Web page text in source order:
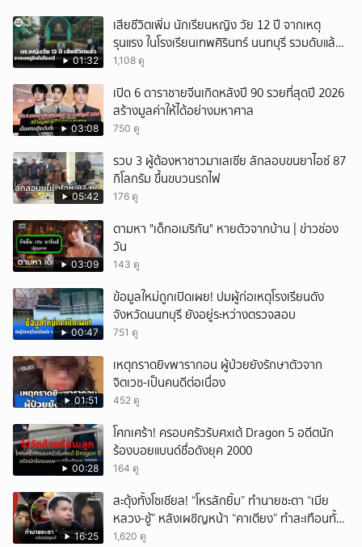
01:32
เสียชีวิตเพิ่ม นักเรียนหญิง วัย 12 ปี จากเหตุ
รุนแรง ในโรงเรียนเทพศิรินทร์ นนทบุรี รวมดับแล้ว
9 ราย
1,108 ดู
03:08
เปิด 6 ดาราชายจีนเกิดหลังปี 90 รวยที่สุดปี 2026
สร้างมูลค่าให้ได้อย่างมหาศาล
750 ดู
05:42
รวบ 3 ผู้ต้องหาชาวมาเลเซีย ลักลอบขนยาไอซ์ 87
กิโลกรัม ขึ้นขบวนรถไฟ
176 ดู
03:09
ตามหา "เด็กอเมริกัน" หายตัวจากบ้าน | ข่าวช่อง
วัน
143 ดู
00:47
ข้อมูลใหม่ถูกเปิดเผย! ปมผู้ก่อเหตุโรงเรียนดัง
จังหวัดนนทบุรี ยังอยู่ระหว่างตรวจสอบ
751 ดู
01:51
เหตุกราดยิvพารากอน ผู้ป่วยยังรักษาตัวจาก
จิตเวช-เป็นคนดีต่อเนื่อง
452 ดู
00:28
โศกเศร้า! ครอบครัวรับศxเต้ Dragon 5 อดีตนัก
ร้องบอยแบนด์ชื่อดังยุค 2000
164 ดู
16:25
สะดุ้งทั้งโซเชียล! “โหรลักยิ้ม” ทำนายชะตา “เมีย
หลวง-ชู้” หลังเผชิญหน้า “คาเตียง” ทำสะเทือนทั้ง
ประเทศ
1,620 ดู